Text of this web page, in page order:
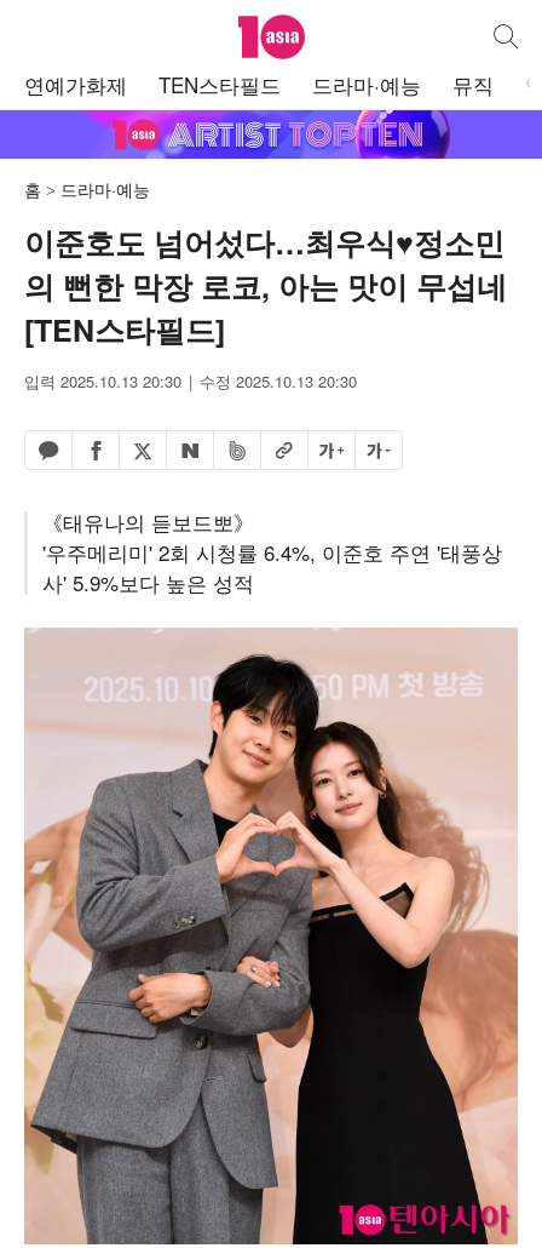
텐아시아 통합
연예가화제 TEN스타필드 드라마·예능 뮤직
홈 드라마·예능
이준호도 넘어섰다…최우식♥정소민
의 뻔한 막장 로코, 아는 맛이 무섭네
[TEN스타필드]
입력 2025.10.13 20:30 수정 2025.10.13 20:30
카카오톡 공유하기
페이스북 공유하기
엑스 공유하기
네이버 공유하기
밴드 공유하기
URL복사글자 크게글자 작게
《태유나의 듣보드뽀》
'우주메리미' 2회 시청률 6.4%, 이준호 주연 '태풍상
사' 5.9%보다 높은 성적